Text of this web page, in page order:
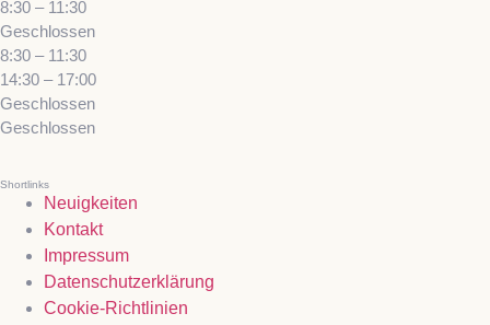
8:30 – 11:30
Geschlossen
8:30 – 11:30
14:30 – 17:00
Geschlossen
Geschlossen
Shortlinks
Neuigkeiten
Kontakt
Impressum
Datenschutzerklärung
Cookie-Richtlinien